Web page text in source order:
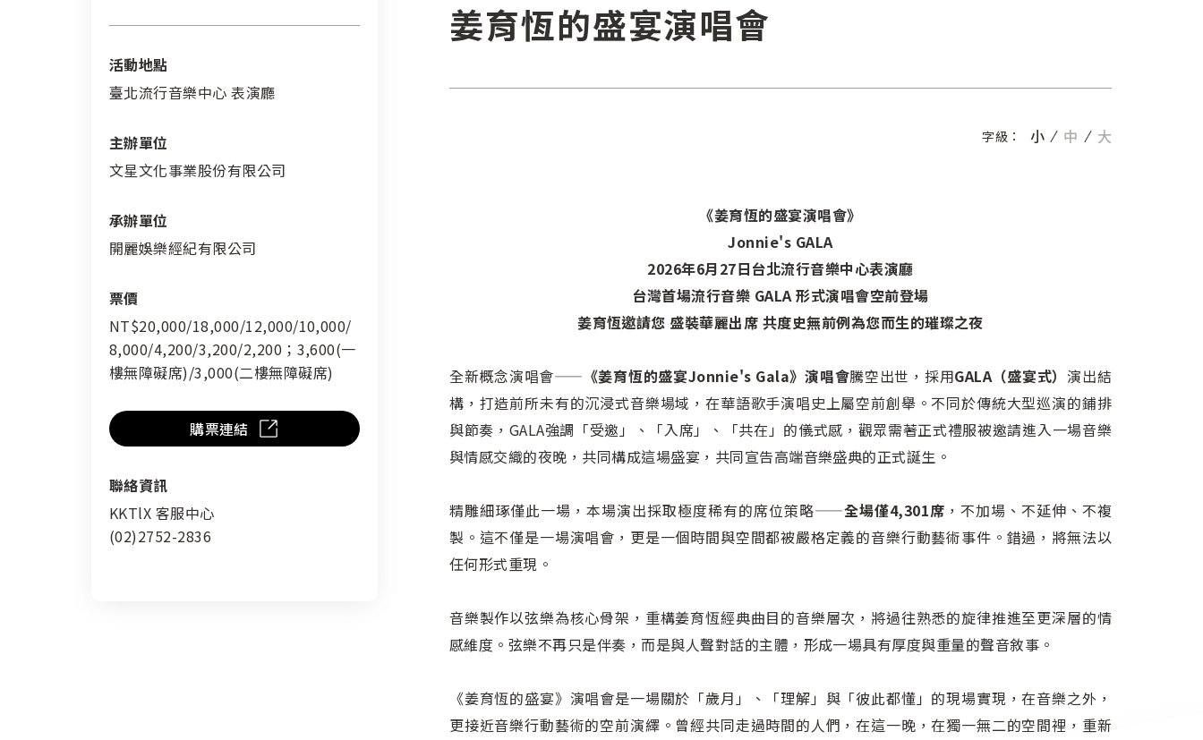
活動地點
臺北流行音樂中心 表演廳
主辦單位
文星文化事業股份有限公司
承辦單位
開麗娛樂經紀有限公司
票價
NT$20,000/18,000/12,000/10,000/
8,000/4,200/3,200/2,200；3,600(一
樓無障礙席)/3,000(二樓無障礙席)
購票連結
聯絡資訊
KKTlX 客服中心
(02)2752-2836
姜育恆的盛宴演唱會
字級： 小 中 大
《姜育恆的盛宴演唱會》
Jonnie's GALA
2026年6月27日台北流行音樂中心表演廳
台灣首場流行音樂 GALA 形式演唱會空前登場
姜育恆邀請您 盛裝華麗出席 共度史無前例為您而生的璀璨之夜
全新概念演唱會—— 《姜育恆的盛宴Jonnie's Gala》演唱會騰空出世，採用GALA（盛宴式）演出結
構，打造前所未有的沉浸式音樂場域，在華語歌手演唱史上屬空前創舉。不同於傳統大型巡演的鋪排
與節奏，GALA強調「受邀」、「入席」、「共在」的儀式感，觀眾需著正式禮服被邀請進入一場音樂
與情感交織的夜晚，共同構成這場盛宴，共同宣告高端音樂盛典的正式誕生。
精雕細琢僅此一場，本場演出採取極度稀有的席位策略——全場僅4,301席 ，不加場、不延伸、不複
製。這不僅是一場演唱會，更是一個時間與空間都被嚴格定義的音樂行動藝術事件。錯過，將無法以
任何形式重現。
音樂製作以弦樂為核心骨架，重構姜育恆經典曲目的音樂層次，將過往熟悉的旋律推進至更深層的情
感維度。弦樂不再只是伴奏，而是與人聲對話的主體，形成一場具有厚度與重量的聲音敘事。
《姜育恆的盛宴》演唱會是一場關於「歲月」、「理解」與「彼此都懂」的現場實現，在音樂之外，
更接近音樂行動藝術的空前演繹。曾經共同走過時間的人們，在這一晚，在獨一無二的空間裡，重新